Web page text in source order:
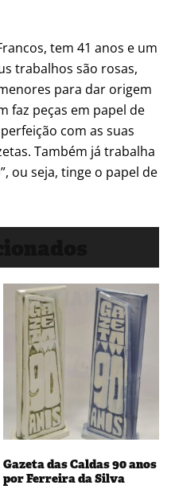
tem 41 anos e um
trabalhos são rosas,
para dar origem
faz peças em papel de
com as suas
Também já trabalha
ou seja, tinge o papel de
Gazeta das Caldas 90 anos
por Ferreira da Silva